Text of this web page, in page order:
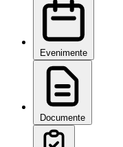
Evenimente
Documente